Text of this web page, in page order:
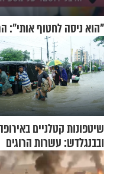
"הוא ניסה לחטוף אותי":
שיטפונות קטלניים
ובבנגלדש: עשרות הרוגים
ומיליון נפגעים